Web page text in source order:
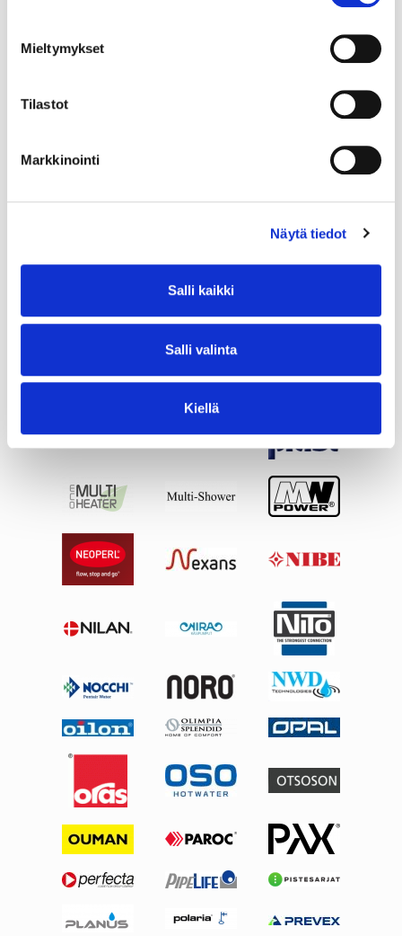
Mieltymykset
Tilastot
Markkinointi
Näytä tiedot
Salli kaikki
Salli valinta
Kiellä